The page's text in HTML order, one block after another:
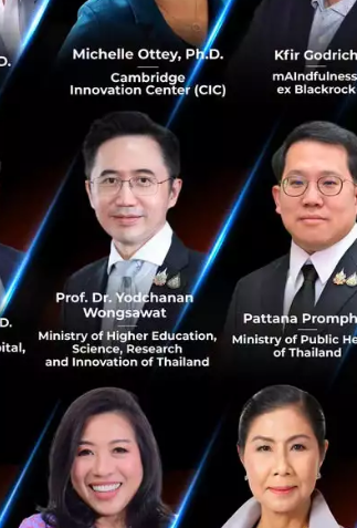
ธานเจ้าหน้าที่บริหาร กลุ่มงาน Economic Intelligence
ริหาร กลุ่มงานกลยุทธ์องค์กร ธนาคารไทยพาณิชย์ จำกั
ปรับลดประมาณการเศรษฐกิจปี 2567 เ
ะยังมีแนวโน้มฟื้นตัวต่อเนื่องได้ จากแรงขั
ด้านอุปสงค์อื่นที่กลับมาขยายตัวเร่งขึ้นในห
าคเอกชนที่มีแนวโน้มดีขึ้น แต่แรงส่งภาครั
รประกาศใช้ พ.ร.บ. งบประมาณฯ ปี 2567
ถคลี่คลายได้เร็ว ส่วนหนึ่งจากปัญหาเชิงโ
ยที่สูญเสียความสามารถในการแข่งขัน จะ
ต่อเนื่องมาในปีนี้